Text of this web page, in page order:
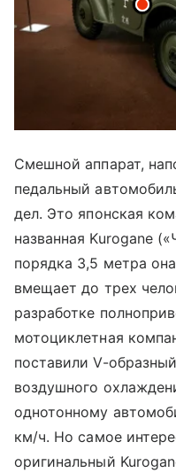
Смешной аппарат,
педальный
дел. Это японская
названная Kurogane
порядка 3,5 метра
вмещает до трех
разработке
мотоциклетная
поставили V-
воздушного
однотонному
км/ч. Но самое
оригинальный